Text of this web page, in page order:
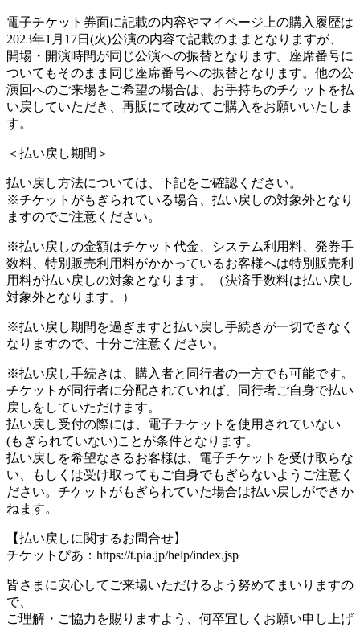
電子チケット券面に記載の内容やマイページ上の購入履歴は
2023年1月17日(火)公演の内容で記載のままとなりますが、
開場・開演時間が同じ公演への振替となります。座席番号に
ついてもそのまま同じ座席番号への振替となります。他の公
演回へのご来場をご希望の場合は、お手持ちのチケットを払
い戻していただき、再販にて改めてご購入をお願いいたしま
す。
＜払い戻し期間＞
払い戻し方法については、下記をご確認ください。
※チケットがもぎられている場合、払い戻しの対象外となり
ますのでご注意ください。
※払い戻しの金額はチケット代金、システム利用料、発券手
数料、特別販売利用料がかかっているお客様へは特別販売利
用料が払い戻しの対象となります。（決済手数料は払い戻し
対象外となります。）
※払い戻し期間を過ぎますと払い戻し手続きが一切できなく
なりますので、十分ご注意ください。
※払い戻し手続きは、購入者と同行者の一方でも可能です。
チケットが同行者に分配されていれば、同行者ご自身で払い
戻しをしていただけます。
払い戻し受付の際には、電子チケットを使用されていない
(もぎられていない)ことが条件となります。
払い戻しを希望なさるお客様は、電子チケットを受け取らな
い、もしくは受け取ってもご自身でもぎらないようご注意く
ださい。チケットがもぎられていた場合は払い戻しができか
ねます。
【払い戻しに関するお問合せ】
チケットぴあ：https://t.pia.jp/help/index.jsp
皆さまに安心してご来場いただけるよう努めてまいりますの
で、
ご理解・ご協力を賜りますよう、何卒宜しくお願い申し上げ